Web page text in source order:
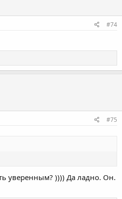
#74
#75
уверенным? )))) Да ладно. Он.